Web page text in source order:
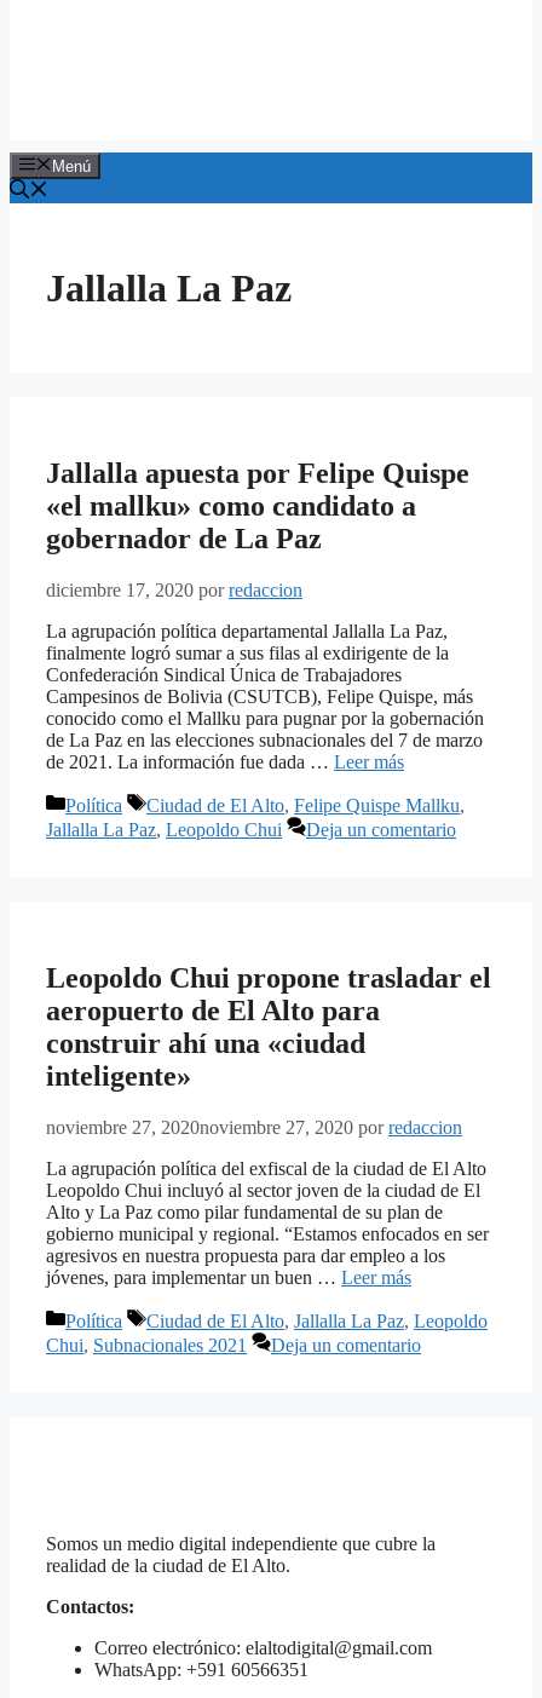
Menú
Jallalla La Paz
Jallalla apuesta por Felipe Quispe
«el mallku» como candidato a
gobernador de La Paz
diciembre 17, 2020 porredaccion
La agrupación política departamental Jallalla La Paz,
finalmente logró sumar a sus filas al exdirigente de la
Confederación Sindical Única de Trabajadores
Campesinos de Bolivia (CSUTCB), Felipe Quispe, más
conocido como el Mallku para pugnar por la gobernación
de La Paz en las elecciones subnacionales del 7 de marzo
de 2021. La información fue dada … Leer más
Categorías
Política Etiquetas
Ciudad de El Alto, Felipe Quispe Mallku,
Jallalla La Paz, Leopoldo Chui Deja un comentario
Leopoldo Chui propone trasladar el
aeropuerto de El Alto para
construir ahí una «ciudad
inteligente»
noviembre 27, 2020noviembre 27, 2020 porredaccion
La agrupación política del exfiscal de la ciudad de El Alto
Leopoldo Chui incluyó al sector joven de la ciudad de El
Alto y La Paz como pilar fundamental de su plan de
gobierno municipal y regional. “Estamos enfocados en ser
agresivos en nuestra propuesta para dar empleo a los
jóvenes, para implementar un buen … Leer más
Categorías
Política Etiquetas
Ciudad de El Alto, Jallalla La Paz, Leopoldo
Chui, Subnacionales 2021 Deja un comentario
Somos un medio digital independiente que cubre la
realidad de la ciudad de El Alto.
Contactos:
Correo electrónico: elaltodigital@gmail.com
WhatsApp: +591 60566351